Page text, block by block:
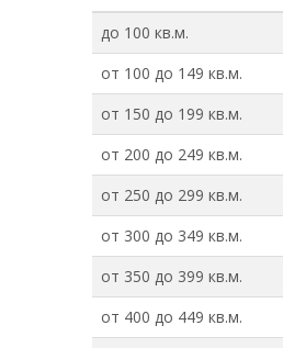
до 100 кв.м.
от 100 до 149 кв.м.
от 150 до 199 кв.м.
от 200 до 249 кв.м.
от 250 до 299 кв.м.
от 300 до 349 кв.м.
от 350 до 399 кв.м.
от 400 до 449 кв.м.